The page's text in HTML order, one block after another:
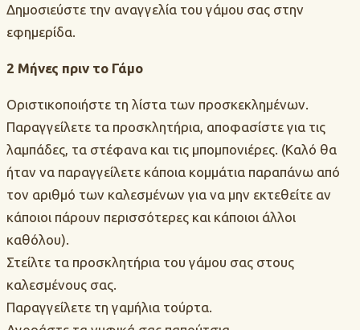
Δημοσιεύστε την αναγγελία του γάμου σας στην
εφημερίδα.
2 Μήνες πριν το Γάμο
Οριστικοποιήστε τη λίστα των προσκεκλημένων.
Παραγγείλετε τα προσκλητήρια, αποφασίστε για τις
λαμπάδες, τα στέφανα και τις μπομπονιέρες. (Καλό θα
ήταν να παραγγείλετε κάποια κομμάτια παραπάνω από
τον αριθμό των καλεσμένων για να μην εκτεθείτε αν
κάποιοι πάρουν περισσότερες και κάποιοι άλλοι
καθόλου).
Στείλτε τα προσκλητήρια του γάμου σας στους
καλεσμένους σας.
Παραγγείλετε τη γαμήλια τούρτα.